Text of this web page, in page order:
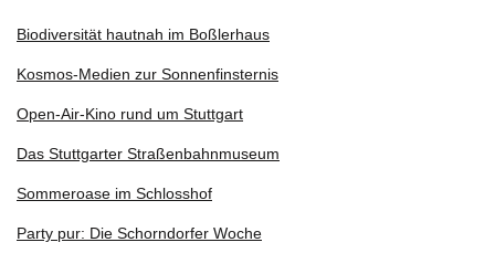
Biodiversität hautnah im Boßlerhaus
Kosmos-Medien zur Sonnenfinsternis
Open-Air-Kino rund um Stuttgart
Das Stuttgarter Straßenbahnmuseum
Sommeroase im Schlosshof
Party pur: Die Schorndorfer Woche